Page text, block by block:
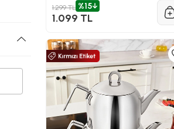
1.299 TL %15
1.099 TL